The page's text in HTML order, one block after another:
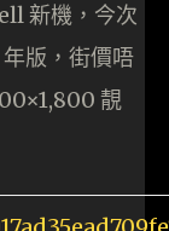
新機，今次
版，街價唔
靚